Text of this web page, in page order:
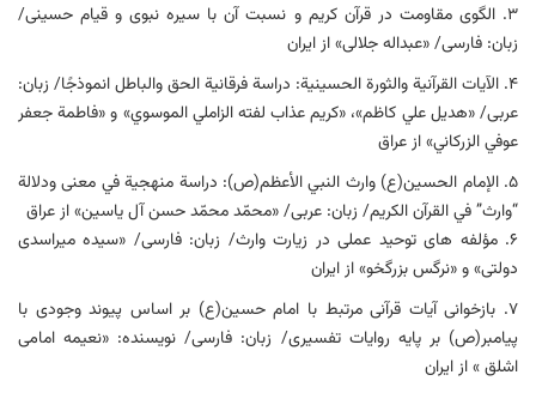
۳. الگوی مقاومت در قرآن کریم و نسبت آن با سیره نبوی و قیام حسینی/
زبان: فارسی/ «عبداله جلالی» از ایران
۴. الآيات القرآنية والثورة الحسينية: دراسة فرقانية الحق والباطل انموذجًا/ زبان:
عربی/ «هديل علي كاظم»، «كريم عذاب لفته الزاملي الموسوي» و «فاطمة جعفر
عوفي الزركاني» از عراق
۵. الإمام الحسين(ع) وارث النبي الأعظم(ص): دراسة منهجية في معنى ودلالة
“وارث” في القرآن الكريم/ زبان: عربی/ «محمّد محمّد حسن آل ياسين» از عراق
۶. مؤلفه های توحید عملی در زیارت وارث/ زبان: فارسی/ «سیده میراسدی
دولتی» و «نرگس بزرگخو» از ایران
۷. بازخوانی آیات قرآنی مرتبط با امام حسین(ع) بر اساس پیوند وجودی با
پیامبر(ص) بر پایه روایات تفسیری/ زبان: فارسی/ نویسنده: «نعیمه امامی
اشلق » از ایران